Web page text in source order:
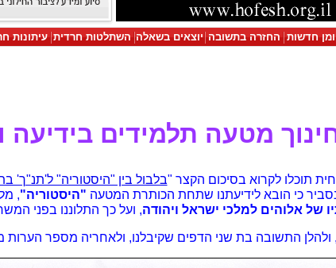
חדשות החזרה בתשובה יוצאים בשאלה השתלטות חרדית עיתונות
מטעה תלמידים בידיעה
תוכלו לקרוא בסיכום הקצר "בלבול בין "היסטוריה" ל'תנ"ך'
כי הובא לידיעתנו שתחת הכותרת המטעה "היסטוריה",
של אלוהים למלכי ישראל ויהודה, ועל כך התלוננו בפני
ולהלן התשובה בת שני הדפים שקיבלנו, ולאחריה מספר הערות